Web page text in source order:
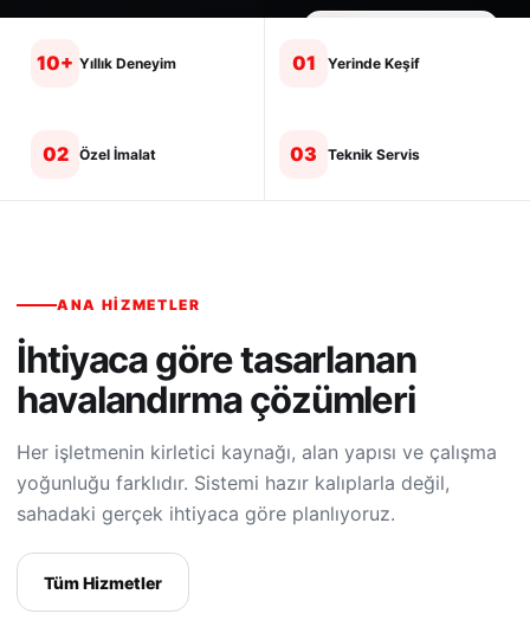
10+ Yıllık Deneyim 01 Yerinde Keşif
02 Özel İmalat 03 Teknik Servis
ANA HIZMETLER
İhtiyaca göre tasarlanan
havalandırma çözümleri
Her işletmenin kirletici kaynağı, alan yapısı ve çalışma
yoğunluğu farklıdır. Sistemi hazır kalıplarla değil,
sahadaki gerçek ihtiyaca göre planlıyoruz.
Tüm Hizmetler